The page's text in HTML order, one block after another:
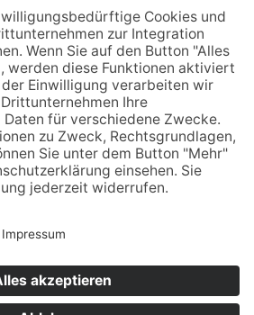
GARTEN-, LANDSCHAFTS- UND
KONTAKT IMPRESSUM